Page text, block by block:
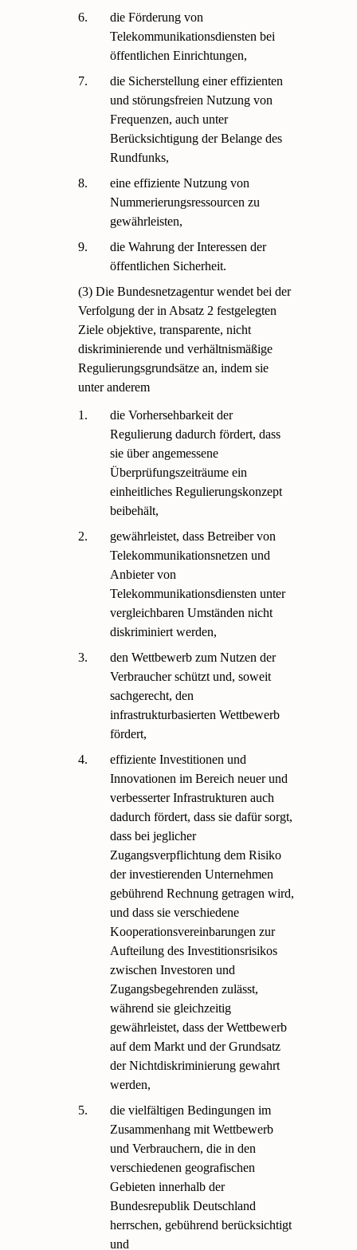
6.
die Förderung von
Telekommunikationsdiensten bei
öffentlichen Einrichtungen,
7.
die Sicherstellung einer effizienten
und störungsfreien Nutzung von
Frequenzen, auch unter
Berücksichtigung der Belange des
Rundfunks,
8.
eine effiziente Nutzung von
Nummerierungsressourcen zu
gewährleisten,
9.
die Wahrung der Interessen der
öffentlichen Sicherheit.
(3) Die Bundesnetzagentur wendet bei der
Verfolgung der in Absatz 2 festgelegten
Ziele objektive, transparente, nicht
diskriminierende und verhältnismäßige
Regulierungsgrundsätze an, indem sie
unter anderem
1.
die Vorhersehbarkeit der
Regulierung dadurch fördert, dass
sie über angemessene
Überprüfungszeiträume ein
einheitliches Regulierungskonzept
beibehält,
2.
gewährleistet, dass Betreiber von
Telekommunikationsnetzen und
Anbieter von
Telekommunikationsdiensten unter
vergleichbaren Umständen nicht
diskriminiert werden,
3.
den Wettbewerb zum Nutzen der
Verbraucher schützt und, soweit
sachgerecht, den
infrastrukturbasierten Wettbewerb
fördert,
4.
effiziente Investitionen und
Innovationen im Bereich neuer und
verbesserter Infrastrukturen auch
dadurch fördert, dass sie dafür sorgt,
dass bei jeglicher
Zugangsverpflichtung dem Risiko
der investierenden Unternehmen
gebührend Rechnung getragen wird,
und dass sie verschiedene
Kooperationsvereinbarungen zur
Aufteilung des Investitionsrisikos
zwischen Investoren und
Zugangsbegehrenden zulässt,
während sie gleichzeitig
gewährleistet, dass der Wettbewerb
auf dem Markt und der Grundsatz
der Nichtdiskriminierung gewahrt
werden,
5.
die vielfältigen Bedingungen im
Zusammenhang mit Wettbewerb
und Verbrauchern, die in den
verschiedenen geografischen
Gebieten innerhalb der
Bundesrepublik Deutschland
herrschen, gebührend berücksichtigt
und